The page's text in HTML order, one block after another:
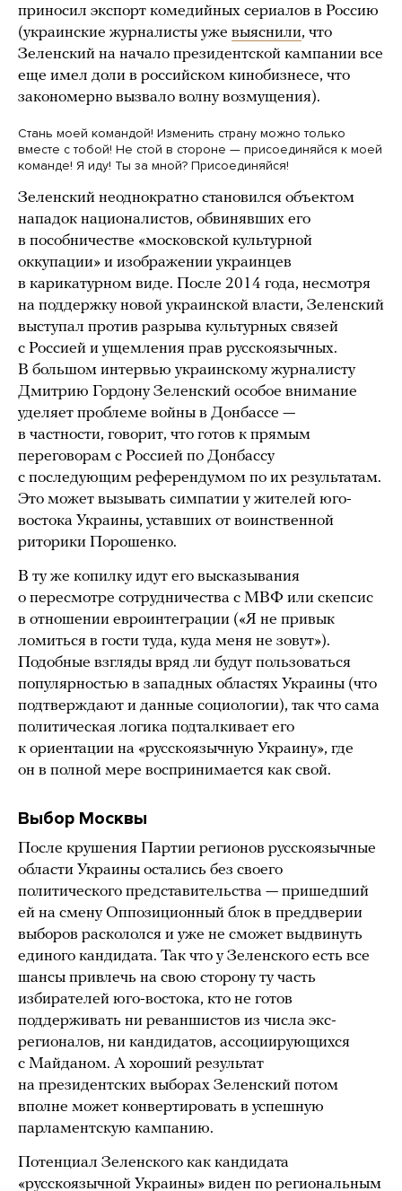
приносил экспорт комедийных сериалов в Россию
(украинские журналисты уже выяснили, что
Зеленский на начало президентской кампании все
еще имел доли в российском кинобизнесе, что
закономерно вызвало волну возмущения).
Стань моей командой! Изменить страну можно только
вместе с тобой! Не стой в стороне — присоединяйся к моей
команде! Я иду! Ты за мной? Присоединяйся!
Зеленский неоднократно становился объектом
нападок националистов, обвинявших его
в пособничестве «московской культурной
оккупации» и изображении украинцев
в карикатурном виде. После 2014 года, несмотря
на поддержку новой украинской власти, Зеленский
выступал против разрыва культурных связей
с Россией и ущемления прав русскоязычных.
В большом интервью украинскому журналисту
Дмитрию Гордону Зеленский особое внимание
уделяет проблеме войны в Донбассе —
в частности, говорит, что готов к прямым
переговорам с Россией по Донбассу
с последующим референдумом по их результатам.
Это может вызывать симпатии у жителей юго-
востока Украины, уставших от воинственной
риторики Порошенко.
В ту же копилку идут его высказывания
о пересмотре сотрудничества с МВФ или скепсис
в отношении евроинтеграции («Я не привык
ломиться в гости туда, куда меня не зовут»).
Подобные взгляды вряд ли будут пользоваться
популярностью в западных областях Украины (что
подтверждают и данные социологии), так что сама
политическая логика подталкивает его
к ориентации на «русскоязычную Украину», где
он в полной мере воспринимается как свой.
Выбор Москвы
После крушения Партии регионов русскоязычные
области Украины остались без своего
политического представительства — пришедший
ей на смену Оппозиционный блок в преддверии
выборов раскололся и уже не сможет выдвинуть
единого кандидата. Так что у Зеленского есть все
шансы привлечь на свою сторону ту часть
избирателей юго-востока, кто не готов
поддерживать ни реваншистов из числа экс-
регионалов, ни кандидатов, ассоциирующихся
с Майданом. А хороший результат
на президентских выборах Зеленский потом
вполне может конвертировать в успешную
парламентскую кампанию.
Потенциал Зеленского как кандидата
«русскоязычной Украины» виден по региональным